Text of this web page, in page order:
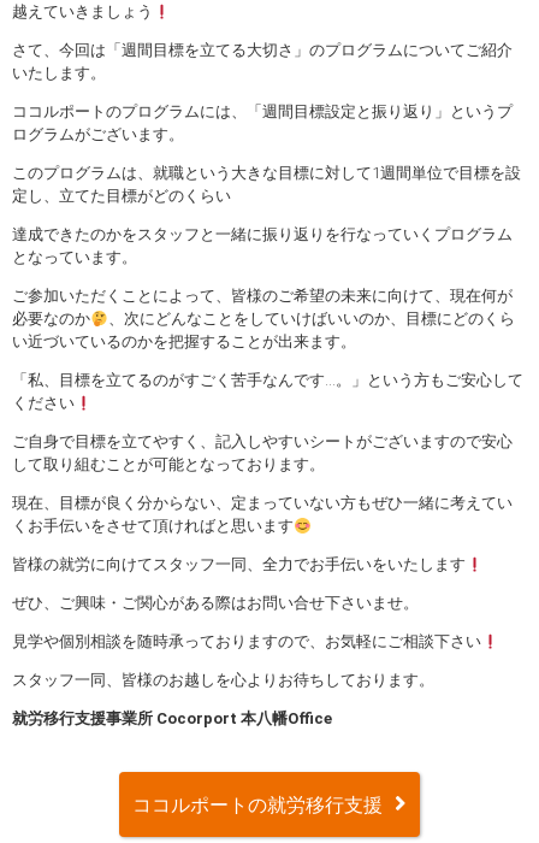
越えていきましょう
さて、今回は「週間目標を立てる大切さ」のプログラムについてご紹介
いたします。
ココルポートのプログラムには、「週間目標設定と振り返り」というプ
ログラムがございます。
このプログラムは、就職という大きな目標に対して1週間単位で目標を設
定し、立てた目標がどのくらい
達成できたのかをスタッフと一緒に振り返りを行なっていくプログラム
となっています。
ご参加いただくことによって、皆様のご希望の未来に向けて、現在何が
必要なのか
、次にどんなことをしていけばいいのか、目標にどのくら
い近づいているのかを把握することが出来ます。
「私、目標を立てるのがすごく苦手なんです…。」という方もご安心して
ください
ご自身で目標を立てやすく、記入しやすいシートがございますので安心
して取り組むことが可能となっております。
現在、目標が良く分からない、定まっていない方もぜひ一緒に考えてい
くお手伝いをさせて頂ければと思います
皆様の就労に向けてスタッフ一同、全力でお手伝いをいたします
ぜひ、ご興味・ご関心がある際はお問い合せ下さいませ。
見学や個別相談を随時承っておりますので、お気軽にご相談下さい
スタッフ一同、皆様のお越しを心よりお待ちしております。
就労移行支援事業所 Cocorport 本八幡Office
ココルポートの就労移行支援